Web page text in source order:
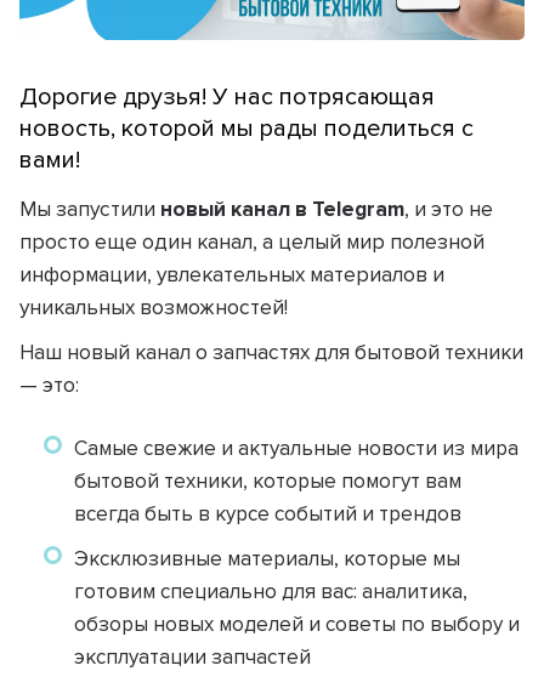
Дорогие друзья! У нас потрясающая
новость, которой мы рады поделиться с
вами!
Мы запустили новый канал в Telegram, и это не
просто еще один канал, а целый мир полезной
информации, увлекательных материалов и
уникальных возможностей!
Наш новый канал о запчастях для бытовой техники
— это:
Самые свежие и актуальные новости из мира
бытовой техники, которые помогут вам
всегда быть в курсе событий и трендов
Эксклюзивные материалы, которые мы
готовим специально для вас: аналитика,
обзоры новых моделей и советы по выбору и
эксплуатации запчастей